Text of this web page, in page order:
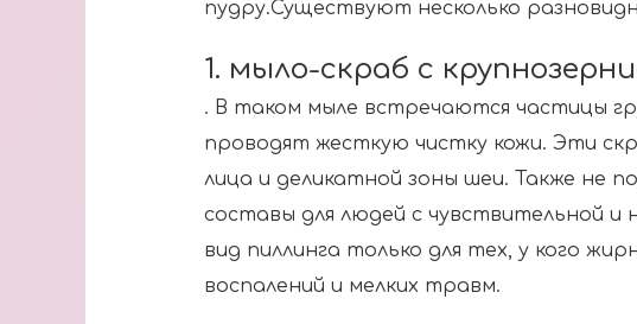
пудру.Существуют несколько
1. мыло-скраб с
. В таком мыле встречаются частицы
проводят жесткую чистку кожи. Эти
лица и деликатной зоны шеи. Также не
составы для людей с чувствительной и
вид пиллинга только для тех, у кого
воспалений и мелких травм.